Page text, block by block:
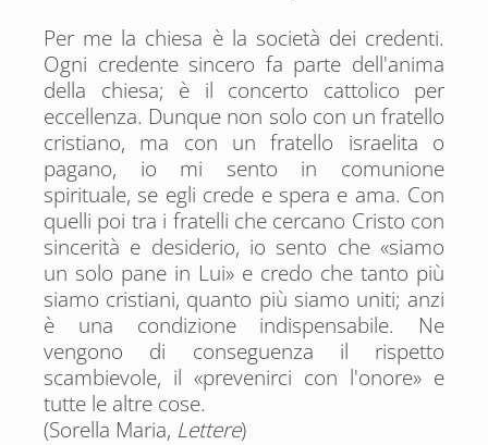
Per me la chiesa è la società dei credenti.
Ogni credente sincero fa parte dell'anima
della chiesa; è il concerto cattolico per
eccellenza. Dunque non solo con un fratello
cristiano, ma con un fratello israelita o
pagano, io mi sento in comunione
spirituale, se egli crede e spera e ama. Con
quelli poi tra i fratelli che cercano Cristo con
sincerità e desiderio, io sento che «siamo
un solo pane in Lui» e credo che tanto più
siamo cristiani, quanto più siamo uniti; anzi
è una condizione indispensabile. Ne
vengono di conseguenza il rispetto
scambievole, il «prevenirci con l'onore» e
tutte le altre cose.
(Sorella Maria, Lettere)